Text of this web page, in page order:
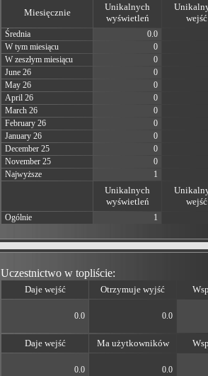
Miesięcznie
Unikalnych
wyświetleń
wejść
Średnia 0.0
W tym miesiącu
0
W zeszłym miesiącu
0
June 26
0
May 26
0
April 26
0
March 26
0
February 26
0
January 26
0
December 25
0
November 25
0
Najwyższe
1
Unikalnych
wyświetleń
wejść
Ogólnie 1
Uczestnictwo w topliście:
Daje wejść Otrzymuje wyjść
0.0 0.0
Daje wejść Ma użytkowników
0.0 0.0